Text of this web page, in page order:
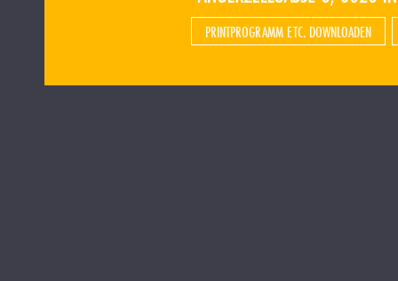
PRINTPROGRAMM ETC. DOWNLOADEN